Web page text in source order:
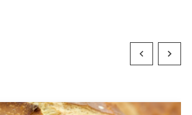
Previous SlideNext